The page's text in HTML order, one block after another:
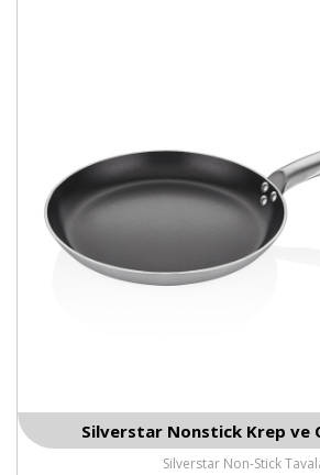
Silverstar Nonstick Krep ve
Silverstar Non-Stick